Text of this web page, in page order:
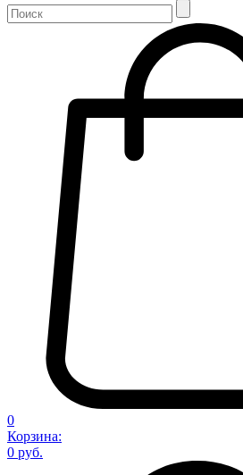
0
Корзина:
0 руб.